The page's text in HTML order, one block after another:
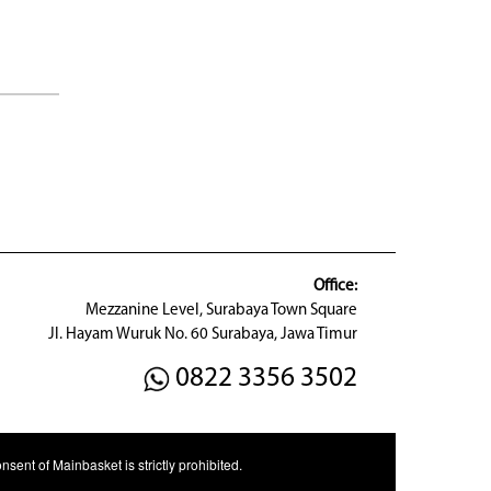
Office:
Mezzanine Level, Surabaya Town Square
Jl. Hayam Wuruk No. 60 Surabaya, Jawa Timur
0822 3356 3502
of Mainbasket is strictly prohibited.